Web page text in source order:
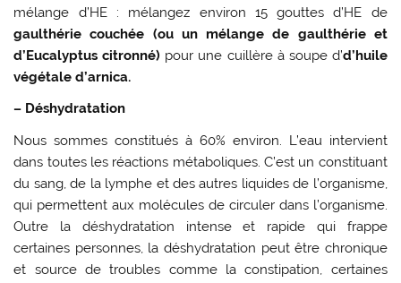
mélange d’HE : mélangez environ 15 gouttes d’HE de
gaulthérie couchée (ou un mélange de gaulthérie et
d’Eucalyptus citronné) pour une cuillère à soupe d’d’huile
végétale d’arnica.
– Déshydratation
Nous sommes constitués à 60% environ. L’eau intervient
dans toutes les réactions métaboliques. C’est un constituant
du sang, de la lymphe et des autres liquides de l’organisme,
qui permettent aux molécules de circuler dans l’organisme.
Outre la déshydratation intense et rapide qui frappe
certaines personnes, la déshydratation peut être chronique
et source de troubles comme la constipation, certaines